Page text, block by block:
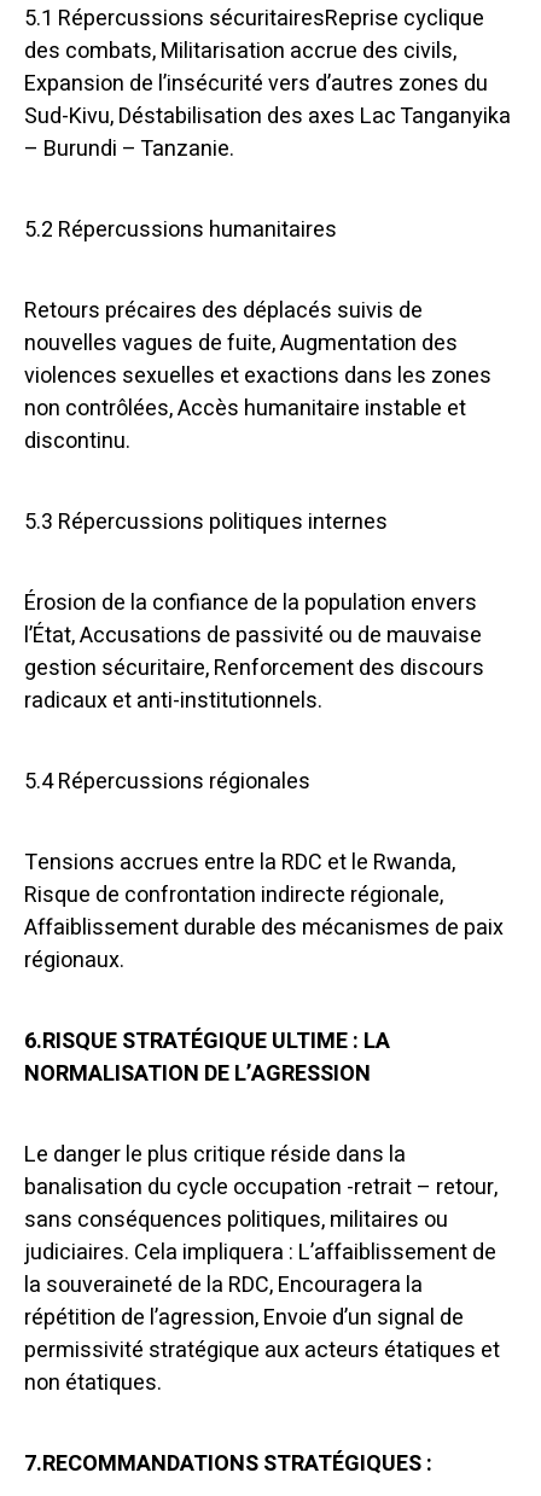
5.1 Répercussions sécuritairesReprise cyclique
des combats, Militarisation accrue des civils,
Expansion de l’insécurité vers d’autres zones du
Sud-Kivu, Déstabilisation des axes Lac Tanganyika
– Burundi – Tanzanie.
5.2 Répercussions humanitaires
Retours précaires des déplacés suivis de
nouvelles vagues de fuite, Augmentation des
violences sexuelles et exactions dans les zones
non contrôlées, Accès humanitaire instable et
discontinu.
5.3 Répercussions politiques internes
Érosion de la confiance de la population envers
l’État, Accusations de passivité ou de mauvaise
gestion sécuritaire, Renforcement des discours
radicaux et anti-institutionnels.
5.4 Répercussions régionales
Tensions accrues entre la RDC et le Rwanda,
Risque de confrontation indirecte régionale,
Affaiblissement durable des mécanismes de paix
régionaux.
6.RISQUE STRATÉGIQUE ULTIME : LA
NORMALISATION DE L’AGRESSION
Le danger le plus critique réside dans la
banalisation du cycle occupation -retrait – retour,
sans conséquences politiques, militaires ou
judiciaires. Cela impliquera : L’affaiblissement de
la souveraineté de la RDC, Encouragera la
répétition de l’agression, Envoie d’un signal de
permissivité stratégique aux acteurs étatiques et
non étatiques.
7.RECOMMANDATIONS STRATÉGIQUES :